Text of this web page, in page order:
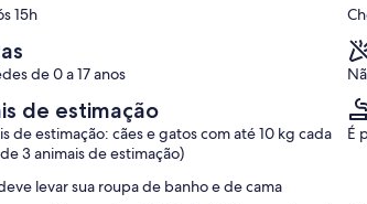
15h
de 0 a 17 anos
de estimação
de estimação: cães e gatos com até 10 kg cada
3 animais de estimação)
É
levar sua roupa de banho e de cama